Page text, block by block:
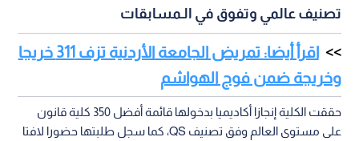
تصنيف عالمي وتفوق في الـمسابقات
اقرأ أيضا: تمريض الجامعة الأردنية تزف 311 خريجا
وخريجة ضمن فوج الهواشم
حققت الكلية إنجازا أكاديميا بدخولها قائمة أفضل 350 كلية قانون
على مستوى العالم وفق تصنيف QS، كما سجل طلبتها حضورا لافتا